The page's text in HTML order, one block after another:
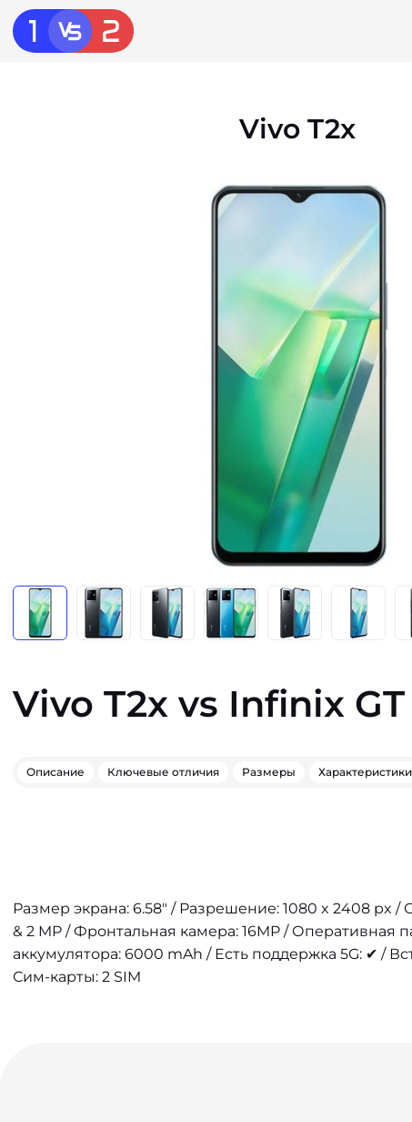
Vivo T2x
Vivo T2x vs Infinix
Описание Ключевые отличия Размеры Характеристики
Размер экрана: 6.58" / Разрешение: 1080 x 2408 px /
& 2 MP / Фронтальная камера: 16MP / Оперативная
аккумулятора: 6000 mAh / Есть поддержка 5G: ✔ /
Сим-карты: 2 SIM